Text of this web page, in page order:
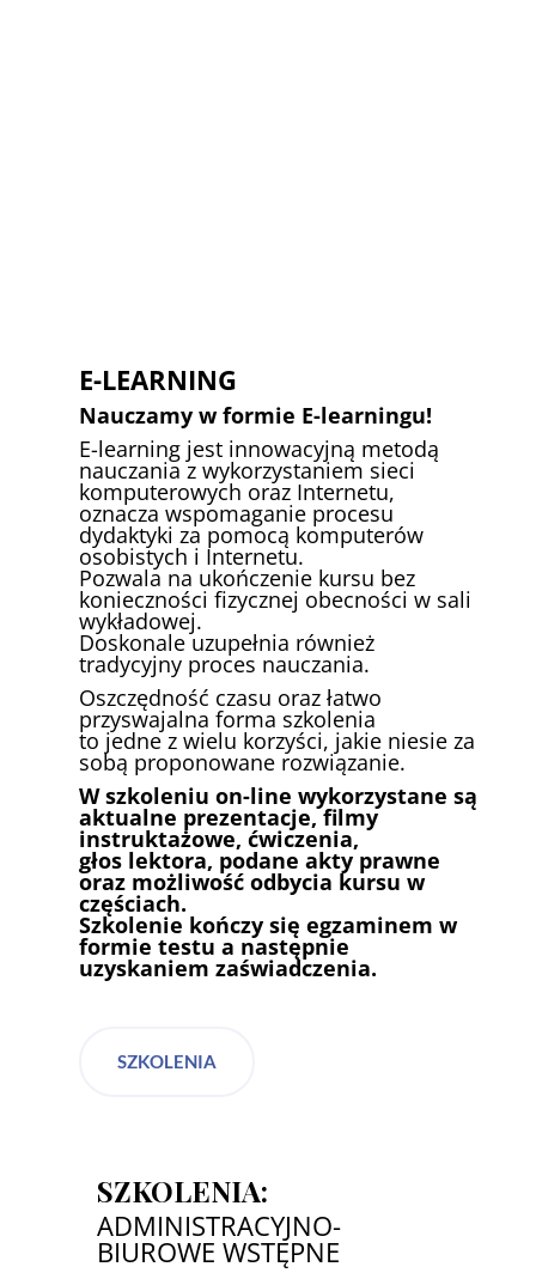
E-LEARNING
Nauczamy w formie E-learningu!
E-learning jest innowacyjną metodą
nauczania z wykorzystaniem sieci
komputerowych oraz Internetu,
oznacza wspomaganie procesu
dydaktyki za pomocą komputerów
osobistych i Internetu.
Pozwala na ukończenie kursu bez
konieczności fizycznej obecności w sali
wykładowej.
Doskonale uzupełnia również
tradycyjny proces nauczania.
Oszczędność czasu oraz łatwo
przyswajalna forma szkolenia
to jedne z wielu korzyści, jakie niesie za
sobą proponowane rozwiązanie.
W szkoleniu on-line wykorzystane są
aktualne prezentacje, filmy
instruktażowe, ćwiczenia,
głos lektora, podane akty prawne
oraz możliwość odbycia kursu w
częściach.
Szkolenie kończy się egzaminem w
formie testu a następnie
uzyskaniem zaświadczenia.
SZKOLENIA
SZKOLENIA:
ADMINISTRACYJNO-
BIUROWE WSTĘPNE